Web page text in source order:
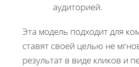
аудиторией.
Эта модель подходит для
ставят своей целью не
результат в виде кликов и